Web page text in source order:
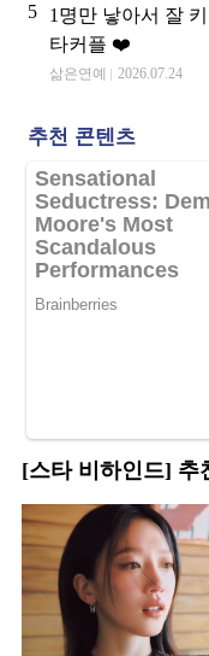
5
1명만 낳아서 잘
타커플 ❤️
삶은연예 2026.07.24
[스타 비하인드] 추